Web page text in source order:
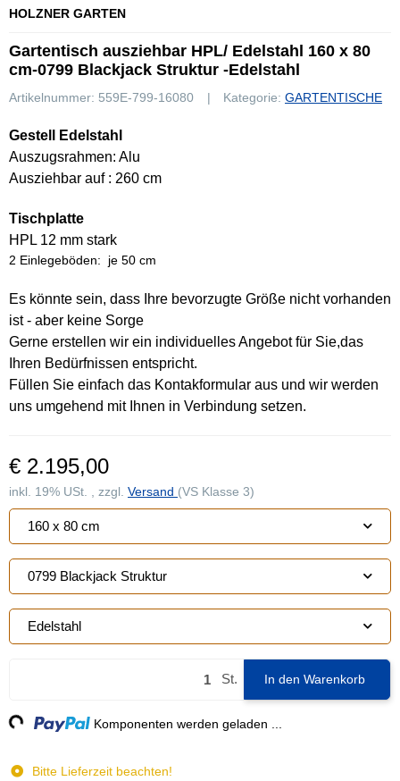
HOLZNER GARTEN
Gartentisch ausziehbar HPL/ Edelstahl 160 x 80
cm-0799 Blackjack Struktur -Edelstahl
Artikelnummer: 559E-799-16080 Kategorie: GARTENTISCHE
Gestell Edelstahl
Auszugsrahmen: Alu
Ausziehbar auf : 260 cm
Tischplatte
HPL 12 mm stark
2 Einlegeböden: je 50 cm
Es könnte sein, dass Ihre bevorzugte Größe nicht vorhanden
ist - aber keine Sorge
Gerne erstellen wir ein individuelles Angebot für Sie,das
Ihren Bedürfnissen entspricht.
Füllen Sie einfach das Kontakformular aus und wir werden
uns umgehend mit Ihnen in Verbindung setzen.
€ 2.195,00
inkl. 19% USt. , zzgl. Versand (VS Klasse 3)
160 x 80 cm
0799 Blackjack Struktur
Edelstahl
St. In den Warenkorb
Komponenten werden geladen ...
Bitte Lieferzeit beachten!